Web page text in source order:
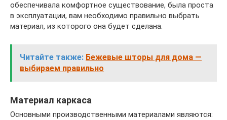
обеспечивала комфортное существование, была проста
в эксплуатации, вам необходимо правильно выбрать
материал, из которого она будет сделана.
Читайте также: Бежевые шторы для дома —
выбираем правильно
Материал каркаса
Основными производственными материалами являются: